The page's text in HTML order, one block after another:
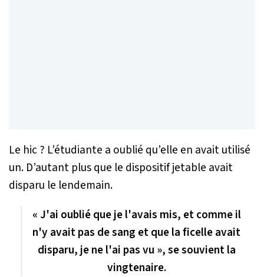
Le hic ? L’étudiante a oublié qu’elle en avait utilisé
un. D’autant plus que le dispositif jetable avait
disparu le lendemain.
« J'ai oublié que je l'avais mis, et comme il
n'y avait pas de sang et que la ficelle avait
disparu, je ne l'ai pas vu », se souvient la
vingtenaire.